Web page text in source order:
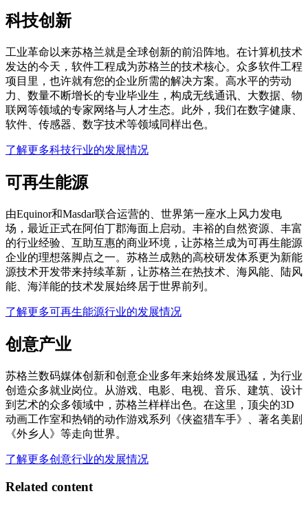
科技创新
工业革命以来苏格兰就是全球创新的前沿阵地。在计算机技术
发达的今天，软件工程成为苏格兰的技术核心。众多软件工程
项目里，也许就有您的企业所需的解决方案。高水平的劳动
力、数量不断增长的专业毕业生，构成无线通讯、大数据、物
联网等领域的专家网络与人才生态。此外，我们在数字健康、
软件、传感器、数字技术等领域同样出色。
了解更多科技行业的发展情况
可再生能源
由Equinor和Masdar联合运营的、世界第一座水上风力发电
场，最近正式在阿伯丁郡海面上启动。丰裕的自然资源、丰富
的行业经验、互助互惠的商业环境，让苏格兰成为可再生能源
企业的理想落脚点之一。苏格兰成熟的高校研发体系更为新能
源技术开发带来持续革新，让苏格兰在热技术、海风能、陆风
能、海洋能的技术发展始终居于世界前列。
了解更多可再生能源行业的发展情况
创意产业
苏格兰数码媒体创新和创意企业多年来始终发展迅猛，为行业
创造众多就业岗位。从游戏、电影、电视、音乐、建筑、设计
到艺术的众多领域中，苏格兰样样出色。在这里，顶尖的3D
动画工作室和热销的动作游戏系列《侠盗猎车手》、著名美剧
《外乡人》等走向世界。
了解更多创意行业的发展情况
Related content